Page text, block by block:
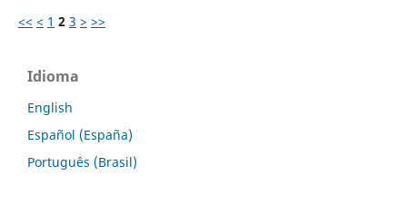
<< < 1 2 3 > >>
Idioma
English
Español (España)
Português (Brasil)